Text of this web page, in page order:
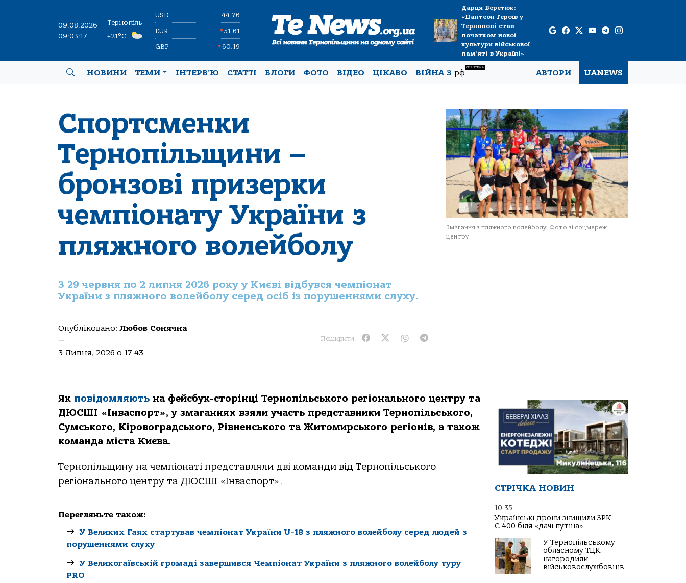
09.08.2026
09:03:18
Тернопіль
+21°C
USD 44.76
EUR ▼51.61
GBP ▼60.19
Дарця Веретюк:
«Пантеон Героїв у
Тернополі став
початком нової
культури військової
пам’яті в Україні»
НОВИНИ ТЕМИ ІНТЕРВ’Ю СТАТТІ БЛОГИ ФОТО ВІДЕО ЦІКАВО ВІЙНА Зрф
СПЕЦТЕМА
АВТОРИ UANEWS
Спортсменки
Тернопільщини –
бронзові призерки
чемпіонату України з
пляжного волейболу
З 29 червня по 2 липня 2026 року у Києві відбувся чемпіонат
України з пляжного волейболу серед осіб із порушеннями слуху.
Опубліковано: Любов Сонячна
—
3 Липня, 2026 о 17:43
Поширити:
Змагання з пляжного волейболу. Фото зі соцмереж
центру
Як повідомляють на фейсбук-сторінці Тернопільського регіонального центру та
ДЮСШІ «Інваспорт», у змаганнях взяли участь представники Тернопільського,
Сумського, Кіровоградського, Рівненського та Житомирського регіонів, а також
команда міста Києва.
Тернопільщину на чемпіонаті представляли дві команди від Тернопільського
регіонального центру та ДЮСШІ «Інваспорт».
Перегляньте також:
У Великих Гаях стартував чемпіонат України U-18 з пляжного волейболу серед людей з
порушеннями слуху
У Великогаївській громаді завершився Чемпіонат України з пляжного волейболу туру
PRO
СТРІЧКА НОВИН
10:35
Українські дрони знищили ЗРК
С-400 біля «дачі путіна»
У Тернопільському
обласному ТЦК
нагородили
військовослужбовців